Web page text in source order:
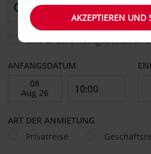
Eine andere Rückgabestation
ANFANGSDATUM
ART DER ANMIETUNG
Privatreise
AKZEPTIEREN UND